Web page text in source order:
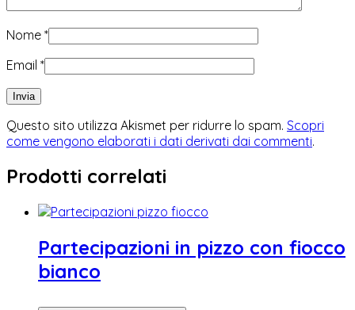
Nome *
Email *
Questo sito utilizza Akismet per ridurre lo spam. Scopri
come vengono elaborati i dati derivati dai commenti.
Prodotti correlati
Partecipazioni in pizzo con fiocco
bianco